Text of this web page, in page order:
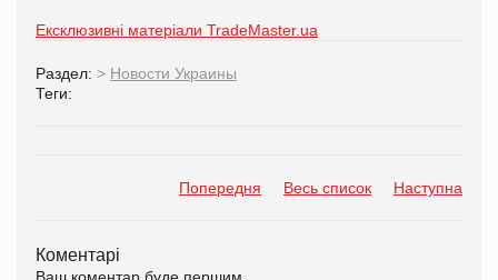
Ексклюзивні матеріали TradeMaster.ua
Раздел: > Новости Украины
Теги:
Попередня Весь список Наступна
Коментарі
Ваш коментар буде першим.